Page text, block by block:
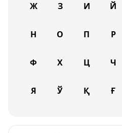
Ж З И Й
Н О П Р
Ф Х Ц Ч
Я Ў Қ Ғ